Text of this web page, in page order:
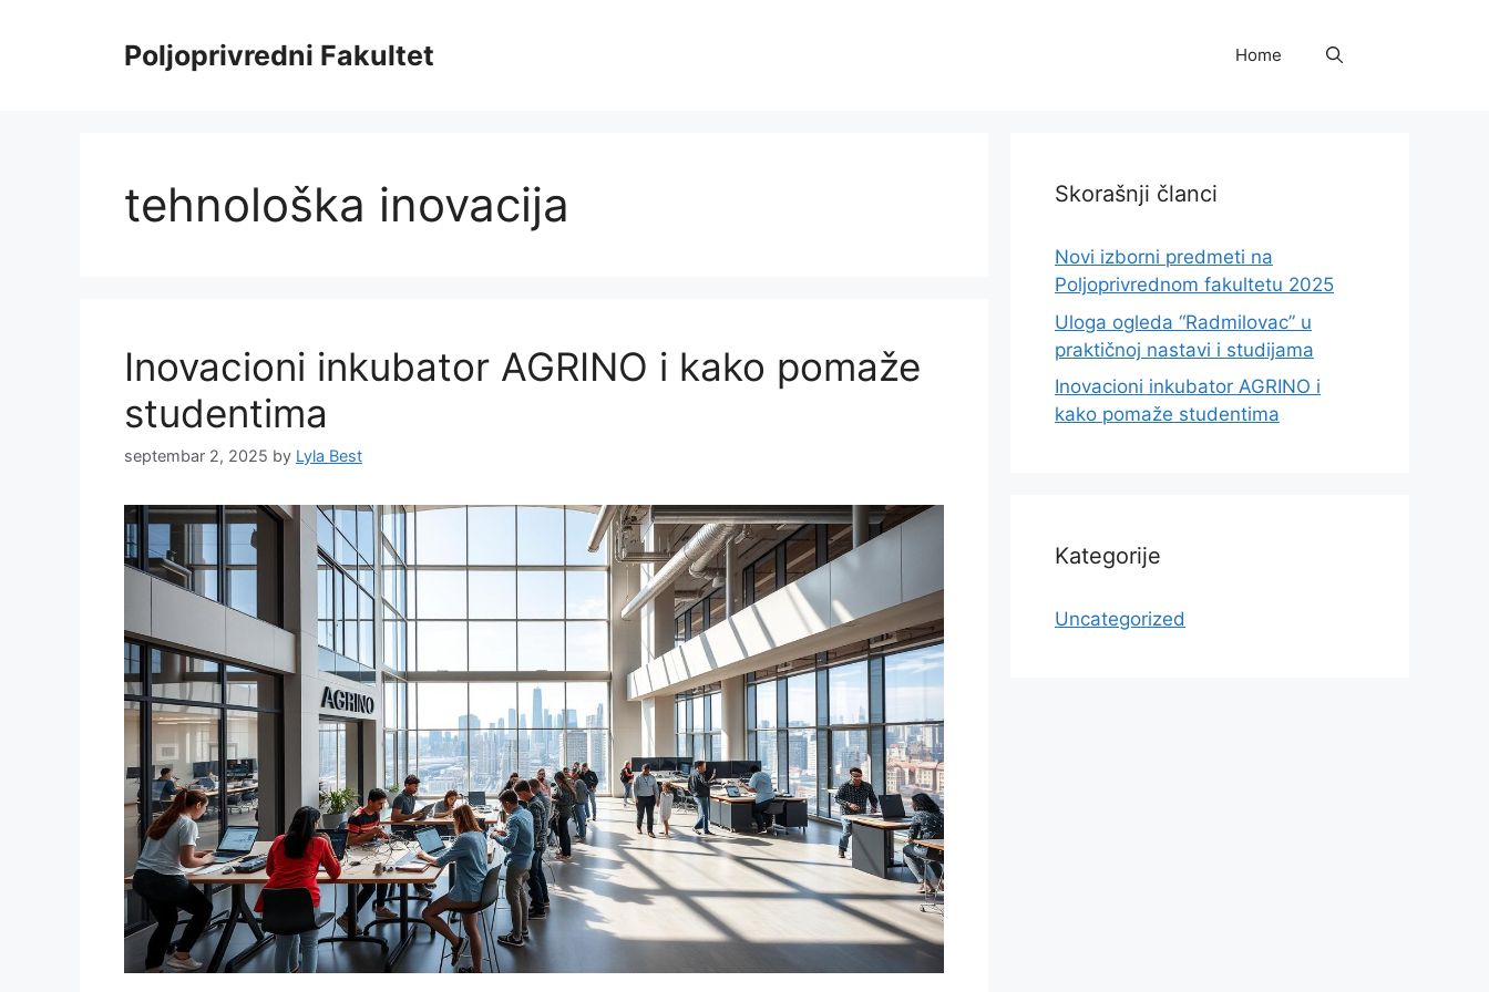
Poljoprivredni Fakultet Home
tehnološka inovacija
Inovacioni inkubator AGRINO i kako pomaže
studentima
septembar 2, 2025 by Lyla Best
Skorašnji članci
Novi izborni predmeti na
Poljoprivrednom fakultetu 2025
Uloga ogleda “Radmilovac” u
praktičnoj nastavi i studijama
Inovacioni inkubator AGRINO i
kako pomaže studentima
Kategorije
Uncategorized